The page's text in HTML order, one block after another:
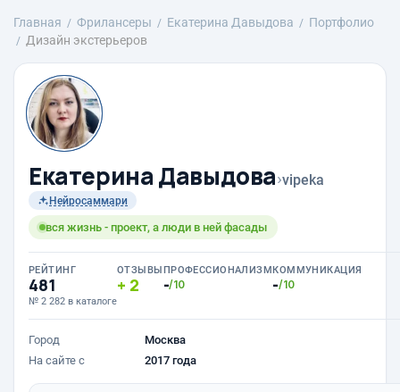
Главная Фрилансеры Екатерина Давыдова
Портфолио
Дизайн экстерьеров
Екатерина Давыдова›vipeka
Нейросаммари
вся жизнь - проект, а люди в ней фасады
РЕЙТИНГ
481
№ 2 282 в каталоге
ОТЗЫВЫ
2
ПРОФЕССИОНАЛИЗМ
-/10
КОММУНИКАЦИЯ
-/10
Город
Москва
На сайте с
2017 года